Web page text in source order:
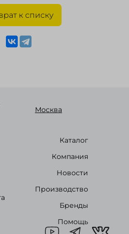
к списку
Москва
Каталог
Компания
Новости
Производство
Бренды
Помощь